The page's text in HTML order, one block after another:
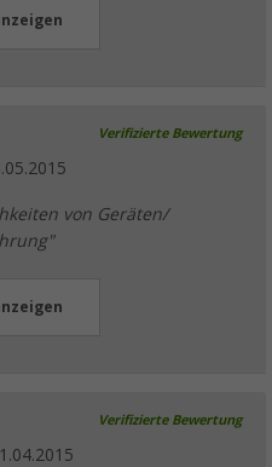
Verifizierte Bewertung
von Geräten/
Verifizierte Bewertung